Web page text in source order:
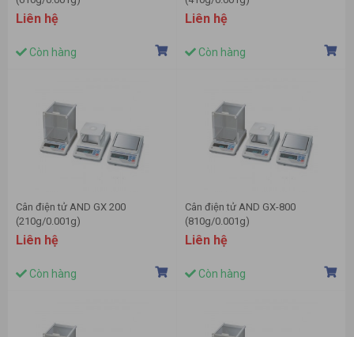
Liên hệ
Còn hàng
Liên hệ
Còn hàng
Cân điện tử AND GX 200
(210g/0.001g)
Liên hệ
Còn hàng
Cân điện tử AND GX-800
(810g/0.001g)
Liên hệ
Còn hàng